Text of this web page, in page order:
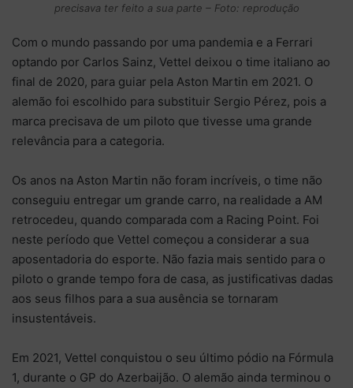
precisava ter feito a sua parte – Foto: reprodução
Com o mundo passando por uma pandemia e a Ferrari
optando por Carlos Sainz, Vettel deixou o time italiano ao
final de 2020, para guiar pela Aston Martin em 2021. O
alemão foi escolhido para substituir Sergio Pérez, pois a
marca precisava de um piloto que tivesse uma grande
relevância para a categoria.
Os anos na Aston Martin não foram incríveis, o time não
conseguiu entregar um grande carro, na realidade a AM
retrocedeu, quando comparada com a Racing Point. Foi
neste período que Vettel começou a considerar a sua
aposentadoria do esporte. Não fazia mais sentido para o
piloto o grande tempo fora de casa, as justificativas dadas
aos seus filhos para a sua ausência se tornaram
insustentáveis.
Em 2021, Vettel conquistou o seu último pódio na Fórmula
1, durante o GP do Azerbaijão. O alemão ainda terminou o